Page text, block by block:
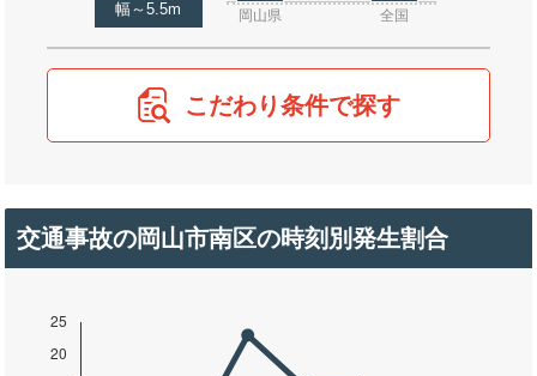
幅～5.5m 岡山県 全国
こだわり条件で探す
交通事故の岡山市南区の時刻別発生割合